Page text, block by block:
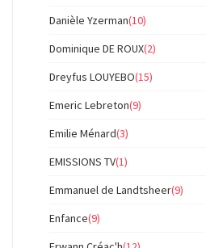
Danièle Yzerman(10)
Dominique DE ROUX(2)
Dreyfus LOUYEBO(15)
Emeric Lebreton(9)
Emilie Ménard(3)
EMISSIONS TV(1)
Emmanuel de Landtsheer(9)
Enfance(9)